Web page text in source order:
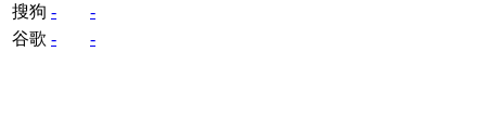
搜狗 -
-
谷歌 - -